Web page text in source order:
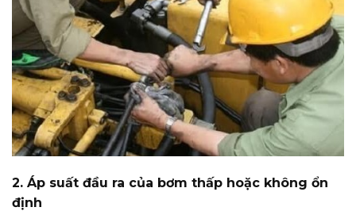
2. Áp suất đầu ra của bơm thấp hoặc không ổn
định